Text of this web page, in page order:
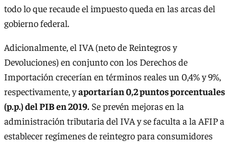
todo lo que recaude el impuesto queda en las arcas del
gobierno federal.
Adicionalmente, el IVA (neto de Reintegros y
Devoluciones) en conjunto con los Derechos de
Importación crecerían en términos reales un 0,4% y 9%,
respectivamente, yaportarían 0,2 puntos porcentuales
(p.p.) del PIB en 2019. Se prevén mejoras en la
administración tributaria del IVA y se faculta a la AFIP a
establecer regímenes de reintegro para consumidores